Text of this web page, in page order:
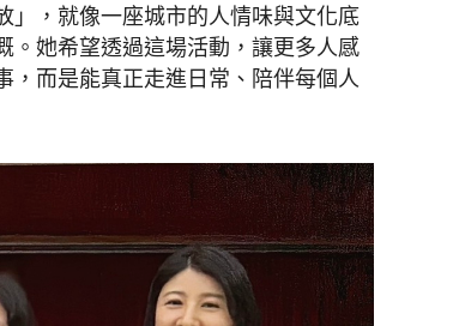
」，就像一座城市的人情味與文化底
。她希望透過這場活動，讓更多人感
，而是能真正走進日常、陪伴每個人